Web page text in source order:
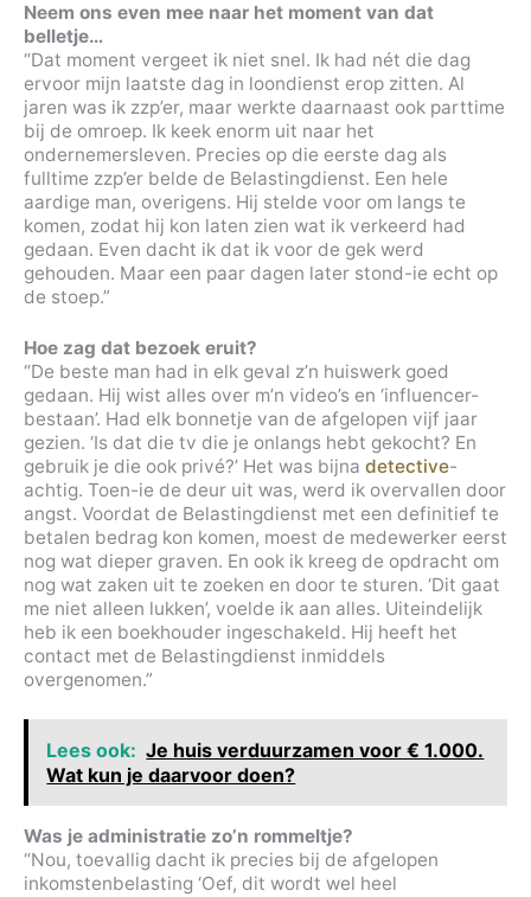
Neem ons even mee naar het moment van dat
belletje…
“Dat moment vergeet ik niet snel. Ik had nét die dag
ervoor mijn laatste dag in loondienst erop zitten. Al
jaren was ik zzp’er, maar werkte daarnaast ook parttime
bij de omroep. Ik keek enorm uit naar het
ondernemersleven. Precies op die eerste dag als
fulltime zzp’er belde de Belastingdienst. Een hele
aardige man, overigens. Hij stelde voor om langs te
komen, zodat hij kon laten zien wat ik verkeerd had
gedaan. Even dacht ik dat ik voor de gek werd
gehouden. Maar een paar dagen later stond-ie echt op
de stoep.”
Hoe zag dat bezoek eruit?
“De beste man had in elk geval z’n huiswerk goed
gedaan. Hij wist alles over m’n video’s en ‘influencer-
bestaan’. Had elk bonnetje van de afgelopen vijf jaar
gezien. ‘Is dat die tv die je onlangs hebt gekocht? En
gebruik je die ook privé?’ Het was bijna detective-
achtig. Toen-ie de deur uit was, werd ik overvallen door
angst. Voordat de Belastingdienst met een definitief te
betalen bedrag kon komen, moest de medewerker eerst
nog wat dieper graven. En ook ik kreeg de opdracht om
nog wat zaken uit te zoeken en door te sturen. ‘Dit gaat
me niet alleen lukken’, voelde ik aan alles. Uiteindelijk
heb ik een boekhouder ingeschakeld. Hij heeft het
contact met de Belastingdienst inmiddels
overgenomen.”
Lees ook: Je huis verduurzamen voor € 1.000.
Wat kun je daarvoor doen?
Was je administratie zo’n rommeltje?
“Nou, toevallig dacht ik precies bij de afgelopen
inkomstenbelasting ‘Oef, dit wordt wel heel